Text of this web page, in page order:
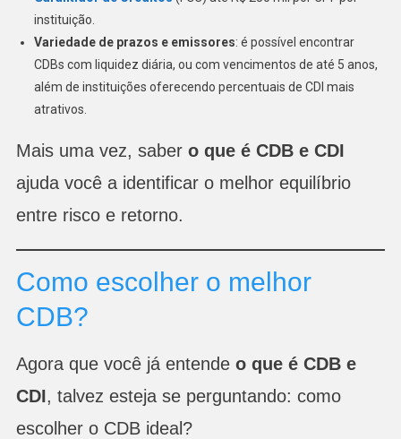
instituição.
Variedade de prazos e emissores: é possível encontrar
CDBs com liquidez diária, ou com vencimentos de até 5 anos,
além de instituições oferecendo percentuais de CDI mais
atrativos.
Mais uma vez, saber o que é CDB e CDI
ajuda você a identificar o melhor equilíbrio
entre risco e retorno.
Como escolher o melhor
CDB?
Agora que você já entende o que é CDB e
CDI, talvez esteja se perguntando: como
escolher o CDB ideal?